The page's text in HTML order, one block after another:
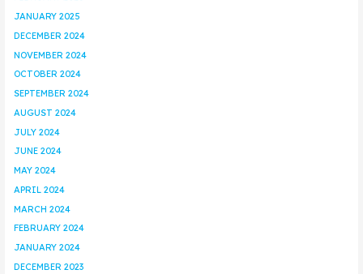
JANUARY 2025
DECEMBER 2024
NOVEMBER 2024
OCTOBER 2024
SEPTEMBER 2024
AUGUST 2024
JULY 2024
JUNE 2024
MAY 2024
APRIL 2024
MARCH 2024
FEBRUARY 2024
JANUARY 2024
DECEMBER 2023